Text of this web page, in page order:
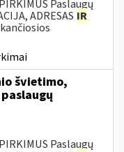
Paslaugų
ADRESAS IR
švietimo,
Paslaugų